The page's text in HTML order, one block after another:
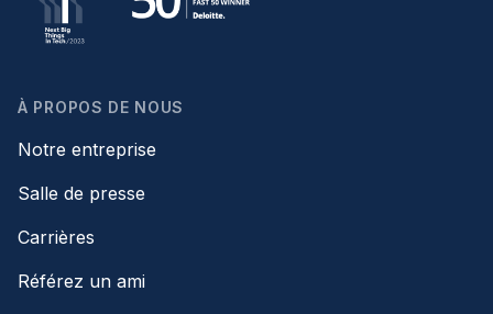
À PROPOS DE NOUS
Notre entreprise
Salle de presse
Carrières
Référez un ami